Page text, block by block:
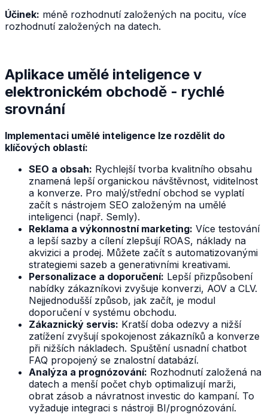
Účinek: méně rozhodnutí založených na pocitu, více
rozhodnutí založených na datech.
Aplikace umělé inteligence v
elektronickém obchodě - rychlé
srovnání
Implementaci umělé inteligence lze rozdělit do
klíčových oblastí:
SEO a obsah: Rychlejší tvorba kvalitního obsahu
znamená lepší organickou návštěvnost, viditelnost
a konverze. Pro malý/střední obchod se vyplatí
začít s nástrojem SEO založeným na umělé
inteligenci (např. Semly).
Reklama a výkonnostní marketing: Více testování
a lepší sazby a cílení zlepšují ROAS, náklady na
akvizici a prodej. Můžete začít s automatizovanými
strategiemi sazeb a generativními kreativami.
Personalizace a doporučení: Lepší přizpůsobení
nabídky zákazníkovi zvyšuje konverzi, AOV a CLV.
Nejjednodušší způsob, jak začít, je modul
doporučení v systému obchodu.
Zákaznický servis: Kratší doba odezvy a nižší
zatížení zvyšují spokojenost zákazníků a konverze
při nižších nákladech. Spuštění usnadní chatbot
FAQ propojený se znalostní databází.
Analýza a prognózování: Rozhodnutí založená na
datech a menší počet chyb optimalizují marži,
obrat zásob a návratnost investic do kampaní. To
vyžaduje integraci s nástroji BI/prognózování.